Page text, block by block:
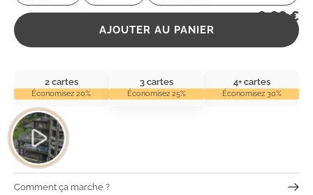
2,99€
AJOUTER AU PANIER
2 cartes
Économisez 20%
3 cartes
Économisez 25%
4+ cartes
Économisez 30%
Comment ça marche ?